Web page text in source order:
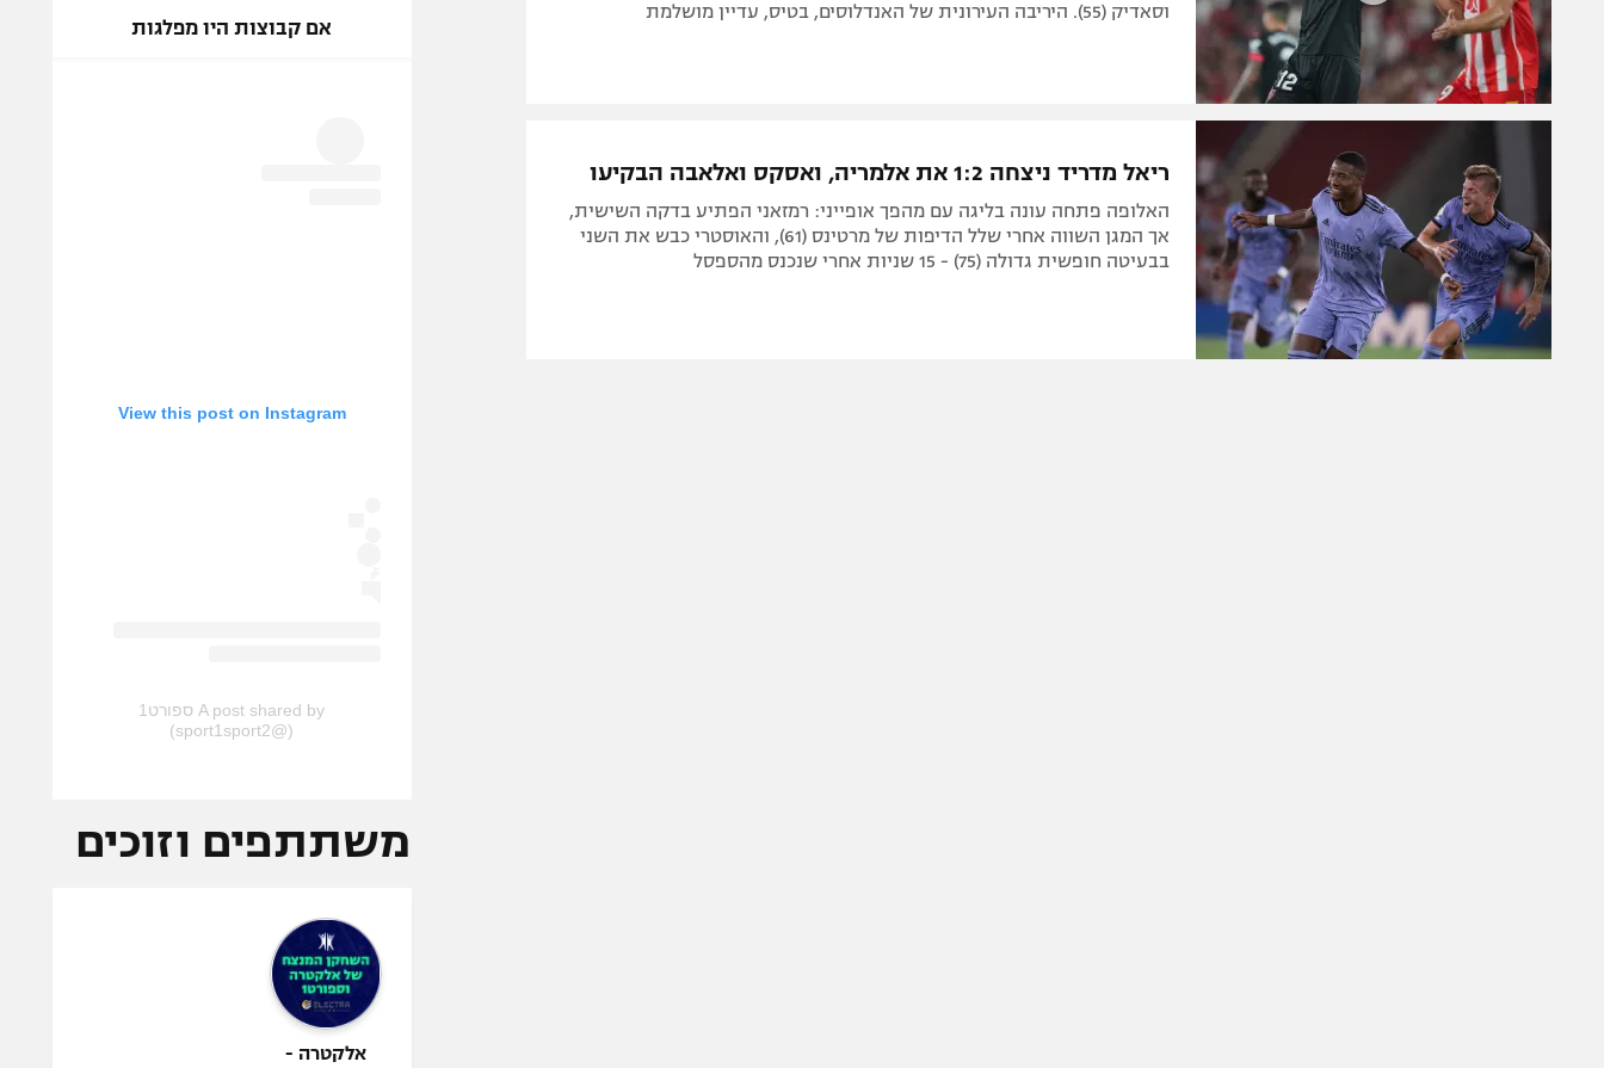
וסאדיק (55). היריבה העירונית של האנדלוסים, בטיס, עדיין מושלמת
ריאל מדריד ניצחה 1:2 את אלמריה, ואסקס ואלאבה הבקיעו
האלופה פתחה עונה בליגה עם מהפך אופייני: רמזאני הפתיע בדקה השישית,
אך המגן השווה אחרי שלל הדיפות של מרטינס (61), והאוסטרי כבש את השני
בבעיטה חופשית גדולה (75) - 15 שניות אחרי שנכנס מהספסל
אם קבוצות היו מפלגות
View this post on Instagram
A post shared by ספורט1
(@sport1sport2)
משתתפים וזוכים
אלקטרה -